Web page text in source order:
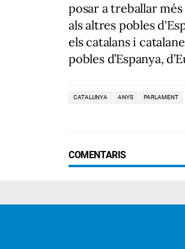
posar a treballar
als altres pobles
els catalans i
pobles d’Espanya,
CATALUNYA ANYS PARLAMENT
COMENTARIS